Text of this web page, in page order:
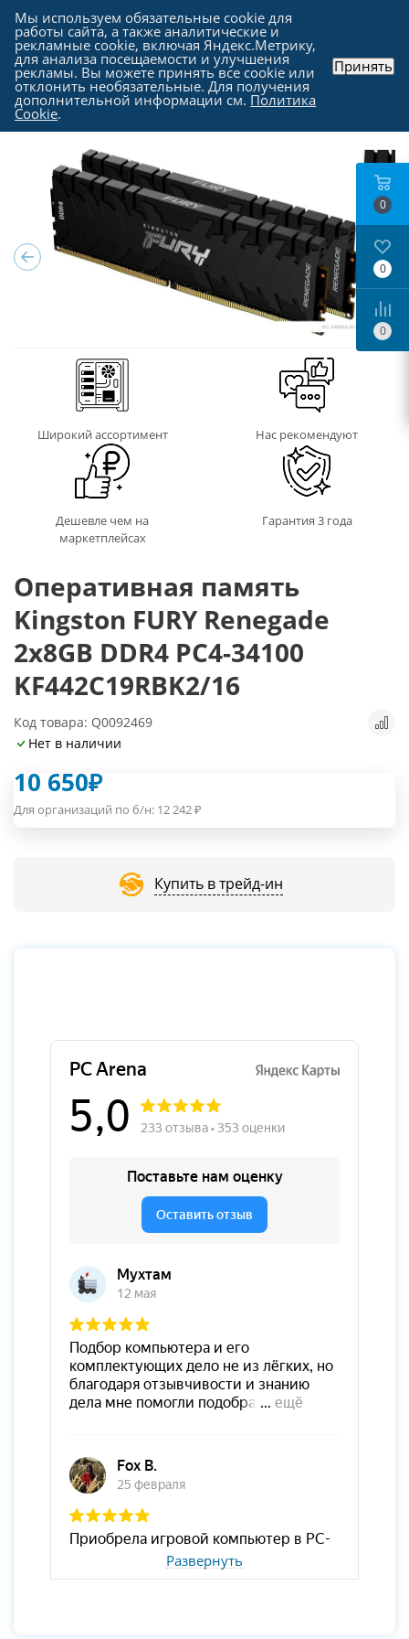
Каталог - Комплектующие для компьютера
Оперативная память
Широкий ассортимент Нас рекомендуют
Дешевле чем на
маркетплейсах
Гарантия 3 года
Оперативная память
Kingston FURY Renegade
2x8GB DDR4 PC4-34100
KF442C19RBK2/16
Код товара: Q0092469
Нет в наличии
10 650₽
Для организаций по б/н: 12 242₽
Купить в трейд-ин
Развернуть
0
0
0
Мы используем обязательные cookie для
работы сайта, а также аналитические и
рекламные cookie, включая Яндекс.Метрику,
для анализа посещаемости и улучшения
рекламы. Вы можете принять все cookie или
отклонить необязательные. Для получения
дополнительной информации см. Политика
Cookie.
Принять